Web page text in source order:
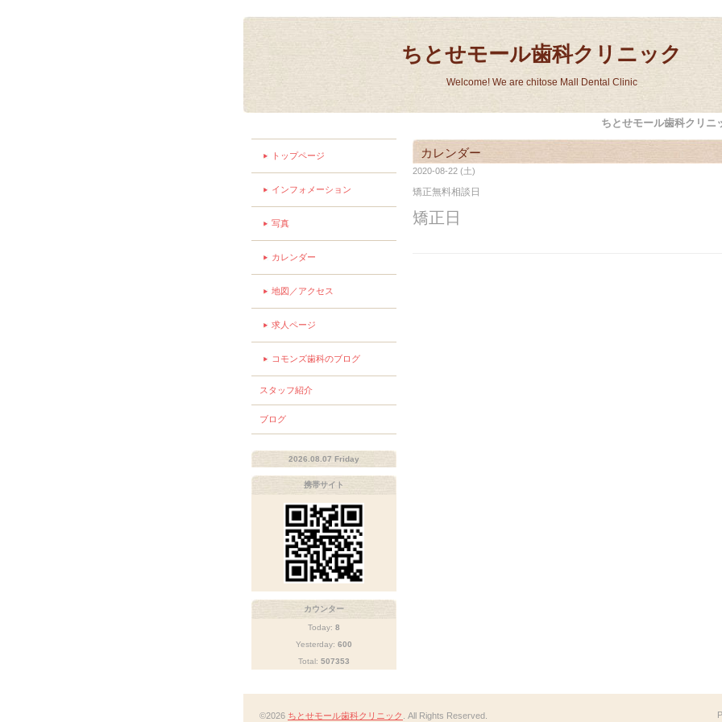
ちとせモール歯科クリニック
Welcome! We are chitose Mall Dental Clinic
ちとせモール歯科クリニ
カレンダー
2020-08-22 (土)
矯正無料相談日
矯正日
トップページ
インフォメーション
写真
カレンダー
地図／アクセス
求人ページ
コモンズ歯科のブログ
スタッフ紹介
ブログ
2026.08.07 Friday
携帯サイト
カウンター
Today: 8
Yesterday: 600
Total: 507353
©2026 ちとせモール歯科クリニック . All Rights Reserved.